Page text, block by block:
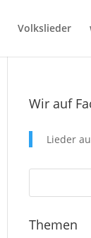
Volkslieder
Wir auf
Lieder
Themen